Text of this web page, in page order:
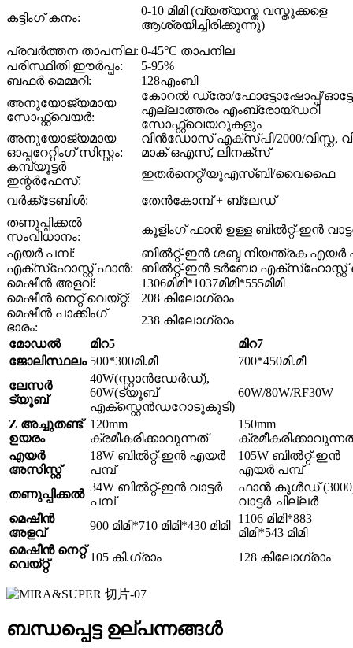
കട്ടിംഗ് കനം:
0-10 മിമി (വ്യത്യസ്ത വസ്തുക്കളെ
ആശ്രയിച്ചിരിക്കുന്നു)
പ്രവർത്തന താപനില: 0-45°C താപനില
പരിസ്ഥിതി ഈർപ്പം:
5-95%
ബഫർ മെമ്മറി:
128എംബി
അനുയോജ്യമായ
സോഫ്റ്റ്‌വെയർ:
കോറൽ ഡ്രോ/ഫോട്ടോഷോപ്പ്/
എല്ലാത്തരം എംബ്രോയ്ഡറി
സോഫ്റ്റ്‌വെയറുകളും
അനുയോജ്യമായ
ഓപ്പറേറ്റിംഗ് സിസ്റ്റം:
വിൻഡോസ് എക്സ്പി/2000/വിസ്റ്റ,
മാക് ഒഎസ്, ലിനക്സ്
കമ്പ്യൂട്ടർ
ഇന്റർഫേസ്:
ഇതർനെറ്റ്/യുഎസ്ബി/വൈഫൈ
വർക്ക്‌ടേബിൾ:
തേൻകോമ്പ് + ബ്ലേഡ്
തണുപ്പിക്കൽ
സംവിധാനം:
കൂളിംഗ് ഫാൻ ഉള്ള ബിൽറ്റ്-ഇൻ
എയർ പമ്പ്:
ബിൽറ്റ്-ഇൻ ശബ്ദ നിയന്ത്രക എയർ
എക്‌സ്‌ഹോസ്റ്റ് ഫാൻ:
ബിൽറ്റ്-ഇൻ ടർബോ
മെഷീൻ അളവ്:
1306മിമി*1037മിമി*555മിമി
മെഷീൻ നെറ്റ് വെയ്റ്റ്:
208 കിലോഗ്രാം
മെഷീൻ പാക്കിംഗ്
ഭാരം:
238 കിലോഗ്രാം
മോഡൽ
മിറ5
മിറ7
ജോലിസ്ഥലം 500*300മി.മീ
700*450മി.മീ
ലേസർ
ട്യൂബ്
40W(സ്റ്റാൻഡേർഡ്),
60W(ട്യൂബ്
എക്സ്റ്റെൻഡറോടുകൂടി)
60W/80W/RF30W
Z അച്ചുതണ്ട്
ഉയരം
120mm
ക്രമീകരിക്കാവുന്നത്
150mm
എയർ
അസിസ്റ്റ്
18W ബിൽറ്റ്-ഇൻ എയർ
പമ്പ്
105W ബിൽറ്റ്-ഇൻ
എയർ പമ്പ്
തണുപ്പിക്കൽ
34W ബിൽറ്റ്-ഇൻ വാട്ടർ
പമ്പ്
ഫാൻ കൂൾഡ്
വാട്ടർ ചില്ലർ
മെഷീൻ
അളവ്
900 മിമി*710 മിമി*430 മിമി
1106 മിമി*883
മിമി*543 മിമി
മെഷീൻ നെറ്റ്
വെയ്റ്റ്
105 കി.ഗ്രാം 128 കിലോഗ്രാം
ബന്ധപ്പെട്ട ഉല്പന്നങ്ങൾ